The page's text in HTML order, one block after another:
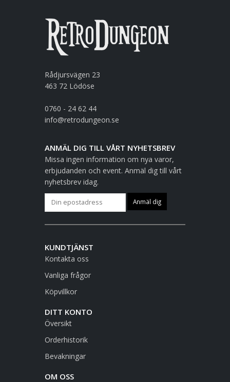
Rådjursvägen 23
463 72 Lödöse
0760 - 24 62 44
info@retrodungeon.se
ANMÄL DIG TILL VÅRT NYHETSBREV
Missa ingen information om nya varor,
erbjudanden och event. Anmäl dig till vårt
nyhetsbrev idag.
KUNDTJÄNST
Kontakta oss
Vanliga frågor
Köpvillkor
DITT KONTO
Översikt
Orderhistorik
Bevakningar
OM OSS